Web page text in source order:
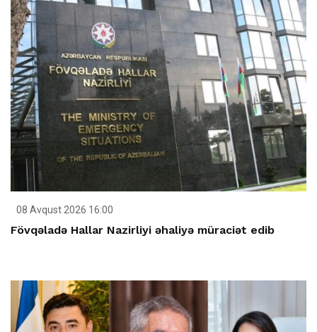
08 Avqust 2026 16:00
Fövqəladə Hallar Nazirliyi əhaliyə müraciət edib